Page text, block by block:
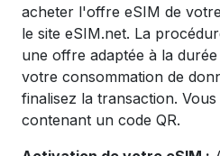
acheter l'offre eSIM de
le site eSIM.net. La
une offre adaptée à la
votre consommation de
finalisez la transaction.
contenant un code QR.